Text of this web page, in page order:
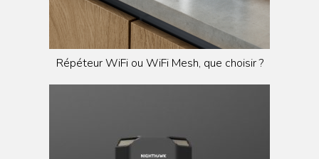
Répéteur WiFi ou WiFi Mesh, que choisir ?